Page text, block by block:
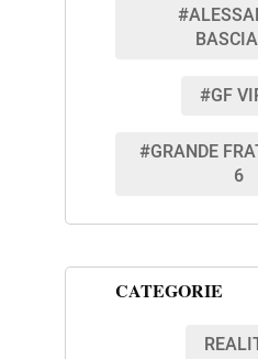
#GF
#GRANDE
6
CATEGORIE